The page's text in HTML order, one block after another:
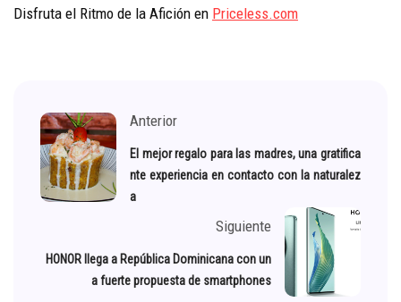
Disfruta el Ritmo de la Afición en Priceless.com
Anterior
El mejor regalo para las madres, una gratifica
nte experiencia en contacto con la naturalez
a
Siguiente
HONOR llega a República Dominicana con un
a fuerte propuesta de smartphones